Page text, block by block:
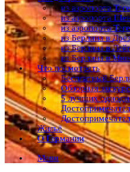
из аэропорта
из аэропорта
из аэропорта
из Берлина в
из Берлина в
из Берлина в
Что посмотреть
Бесплатный
Обзорная
5 лучших
Жильё
О Германии
Menu